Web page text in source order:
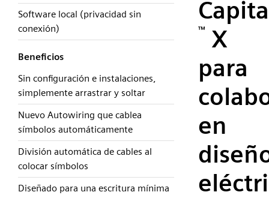
Software local (privacidad sin
conexión)
Beneficios
Sin configuración e instalaciones,
simplemente arrastrar y soltar
Nuevo Autowiring que cablea
símbolos automáticamente
División automática de cables al
colocar símbolos
Diseñado para una escritura mínima
™
X
para
en